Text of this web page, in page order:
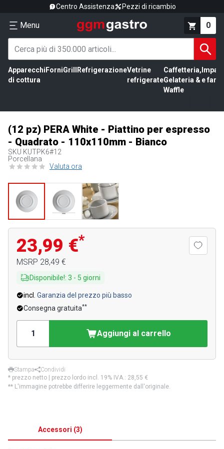
Centro Assistenza Pezzi di ricambio
Menu 0
Apparecchi
di cottura
ForniGrill RefrigerazioneVetrine
refrigerate
Caffetteria,
Gelateria &
Waffle
e
(12 pz) PERA White - Piattino per espresso
- Quadrato - 110x110mm - Bianco
SKU KUTPK6#12
Porcellana
Valuta ora
23,99 €*
MSRP 28,49 €
Disponibile!: 3 - 5 giorni
incl. Garanzia del prezzo più basso
Consegna gratuita**
Aggiungi al carrello
Stampa
Condividi
* prezzo netto | prezzo lordo incl. 19% IVA.: 28,55 €
** L'immagine potrebbe differire leggermente dall'originale.
Accessori (3)